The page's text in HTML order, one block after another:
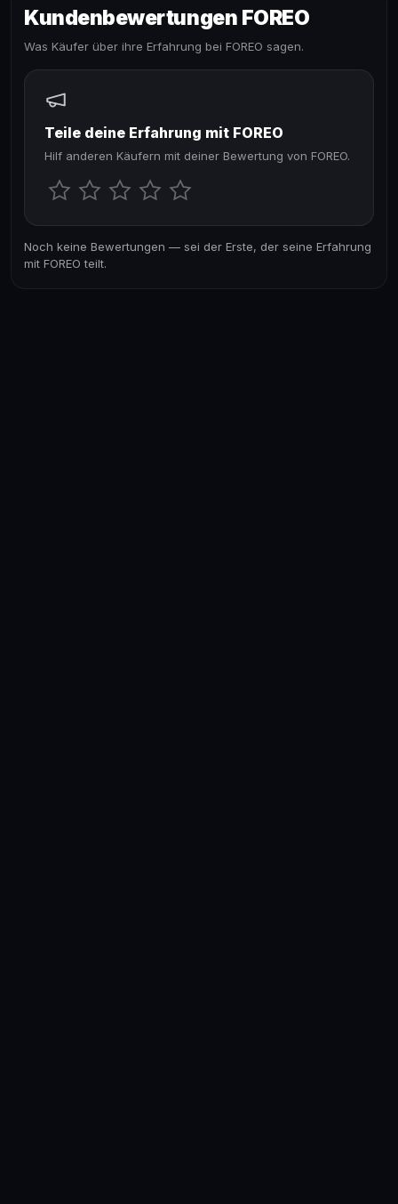
Kundenbewertungen FOREO
Was Käufer über ihre Erfahrung bei FOREO sagen.
Teile deine Erfahrung mit FOREO
Hilf anderen Käufern mit deiner Bewertung von FOREO.
Noch keine Bewertungen — sei der Erste, der seine Erfahrung
mit FOREO teilt.